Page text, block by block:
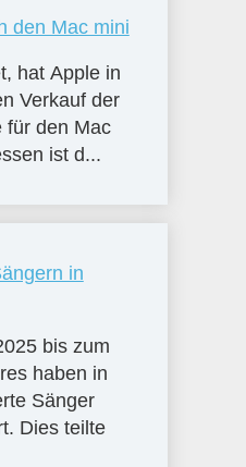
den Mac mini
hat Apple in
Verkauf der
für den Mac
ist d...
in
bis zum
haben in
Sänger
Dies teilte